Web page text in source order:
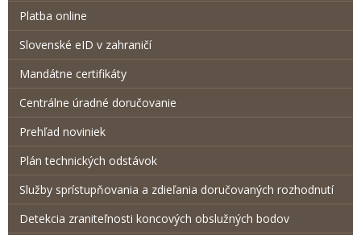
Platba online
Slovenské eID v zahraničí
Mandátne certifikáty
Centrálne úradné doručovanie
Prehľad noviniek
Plán technických odstávok
Služby sprístupňovania a zdieľania doručovaných rozhodnutí
Detekcia zraniteľnosti koncových obslužných bodov